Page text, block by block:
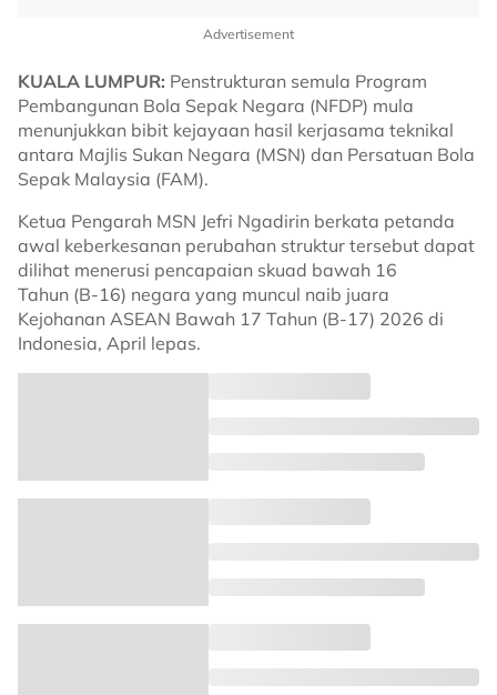
Advertisement
KUALA LUMPUR: Penstrukturan semula Program
Pembangunan Bola Sepak Negara (NFDP) mula
menunjukkan bibit kejayaan hasil kerjasama teknikal
antara Majlis Sukan Negara (MSN) dan Persatuan Bola
Sepak Malaysia (FAM).
Ketua Pengarah MSN Jefri Ngadirin berkata petanda
awal keberkesanan perubahan struktur tersebut dapat
dilihat menerusi pencapaian skuad bawah 16
Tahun (B-16) negara yang muncul naib juara
Kejohanan ASEAN Bawah 17 Tahun (B-17) 2026 di
Indonesia, April lepas.